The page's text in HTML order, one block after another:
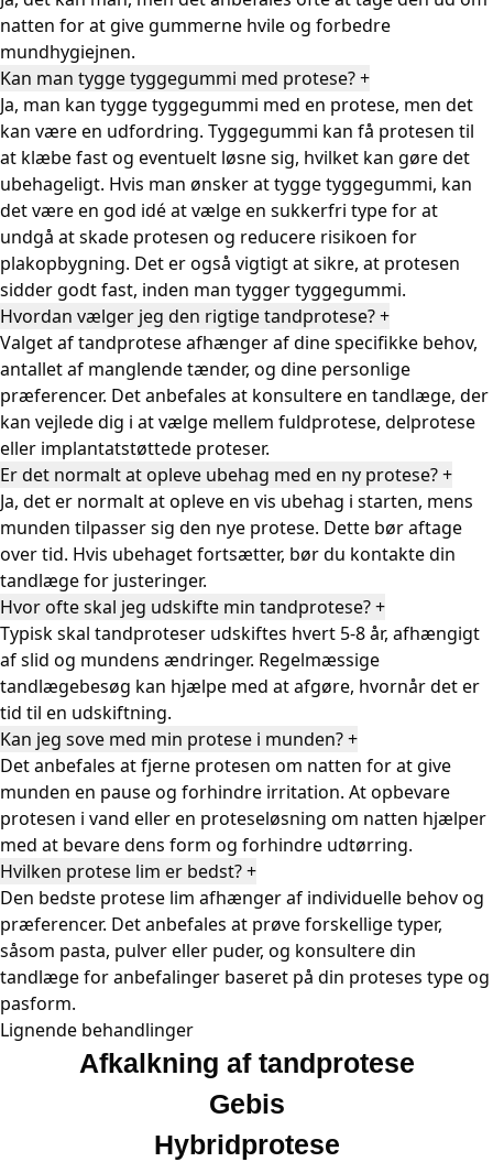
natten for at give gummerne hvile og forbedre
mundhygiejnen.
Kan man tygge tyggegummi med protese?+
Ja, man kan tygge tyggegummi med en protese, men det
kan være en udfordring. Tyggegummi kan få protesen til
at klæbe fast og eventuelt løsne sig, hvilket kan gøre det
ubehageligt. Hvis man ønsker at tygge tyggegummi, kan
det være en god idé at vælge en sukkerfri type for at
undgå at skade protesen og reducere risikoen for
plakopbygning. Det er også vigtigt at sikre, at protesen
sidder godt fast, inden man tygger tyggegummi.
Hvordan vælger jeg den rigtige tandprotese?+
Valget af tandprotese afhænger af dine specifikke behov,
antallet af manglende tænder, og dine personlige
præferencer. Det anbefales at konsultere en tandlæge, der
kan vejlede dig i at vælge mellem fuldprotese, delprotese
eller implantatstøttede proteser.
Er det normalt at opleve ubehag med en ny protese?+
Ja, det er normalt at opleve en vis ubehag i starten, mens
munden tilpasser sig den nye protese. Dette bør aftage
over tid. Hvis ubehaget fortsætter, bør du kontakte din
tandlæge for justeringer.
Hvor ofte skal jeg udskifte min tandprotese?+
Typisk skal tandproteser udskiftes hvert 5-8 år, afhængigt
af slid og mundens ændringer. Regelmæssige
tandlægebesøg kan hjælpe med at afgøre, hvornår det er
tid til en udskiftning.
Kan jeg sove med min protese i munden?+
Det anbefales at fjerne protesen om natten for at give
munden en pause og forhindre irritation. At opbevare
protesen i vand eller en proteseløsning om natten hjælper
med at bevare dens form og forhindre udtørring.
Hvilken protese lim er bedst?+
Den bedste protese lim afhænger af individuelle behov og
præferencer. Det anbefales at prøve forskellige typer,
såsom pasta, pulver eller puder, og konsultere din
tandlæge for anbefalinger baseret på din proteses type og
pasform.
Lignende behandlinger
Afkalkning af tandprotese
Gebis
Hybridprotese